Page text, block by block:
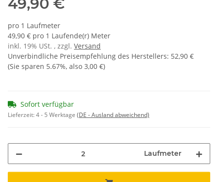
49,90 €
pro 1 Laufmeter
49,90 € pro 1 Laufende(r) Meter
inkl. 19% USt. , zzgl. Versand
Unverbindliche Preisempfehlung des Herstellers: 52,90 €
(Sie sparen 5.67%, also 3,00 €)
Sofort verfügbar
Lieferzeit:4 - 5 Werktage (DE - Ausland abweichend)
Laufmeter